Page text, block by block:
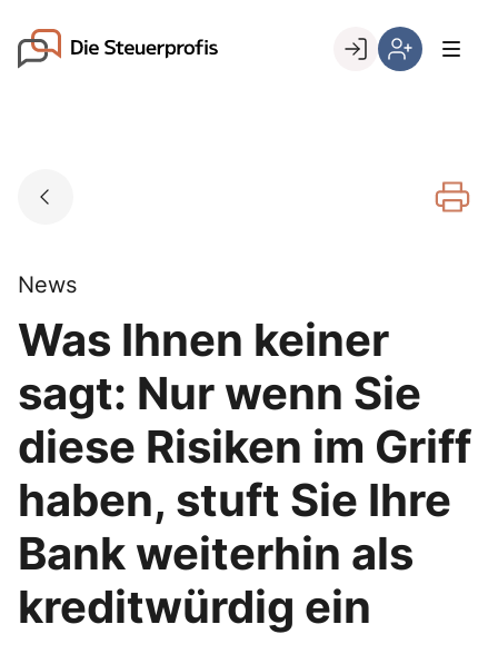
content
Go to landing page.
registrieren,
News
Was Ihnen keiner
sagt: Nur wenn Sie
diese Risiken im Griff
haben, stuft Sie Ihre
Bank weiterhin als
kreditwürdig ein